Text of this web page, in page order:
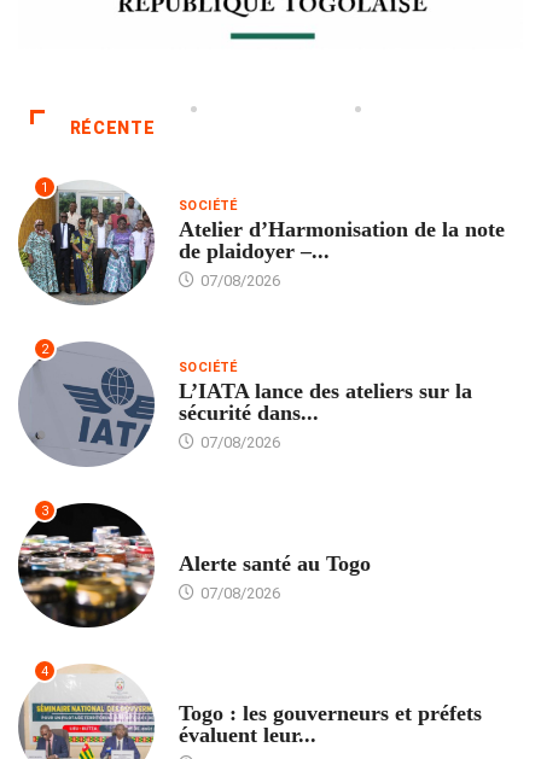
RÉCENTE
1
SOCIÉTÉ
Atelier d’Harmonisation de la note
de plaidoyer –...
07/08/2026
2
SOCIÉTÉ
L’IATA lance des ateliers sur la
sécurité dans...
07/08/2026
3
Alerte santé au Togo
07/08/2026
4
Togo : les gouverneurs et préfets
évaluent leur...